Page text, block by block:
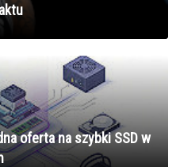
oferta na szybki SSD w